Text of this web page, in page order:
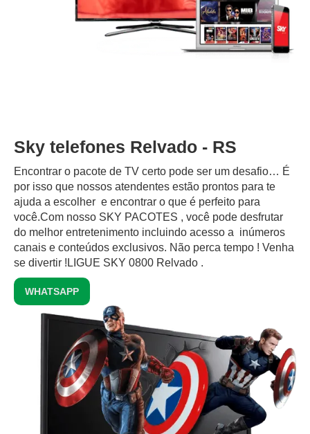
Sky telefones Relvado - RS
Encontrar o pacote de TV certo pode ser um desafio… É
por isso que nossos atendentes estão prontos para te
ajuda a escolher e encontrar o que é perfeito para
você.Com nosso SKY PACOTES , você pode desfrutar
do melhor entretenimento incluindo acesso a inúmeros
canais e conteúdos exclusivos.‍ Não perca tempo ! Venha
se divertir !LIGUE SKY 0800 Relvado .
WHATSAPP